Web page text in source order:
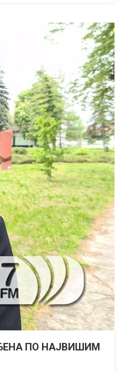
ПО НАЈВИШИМ